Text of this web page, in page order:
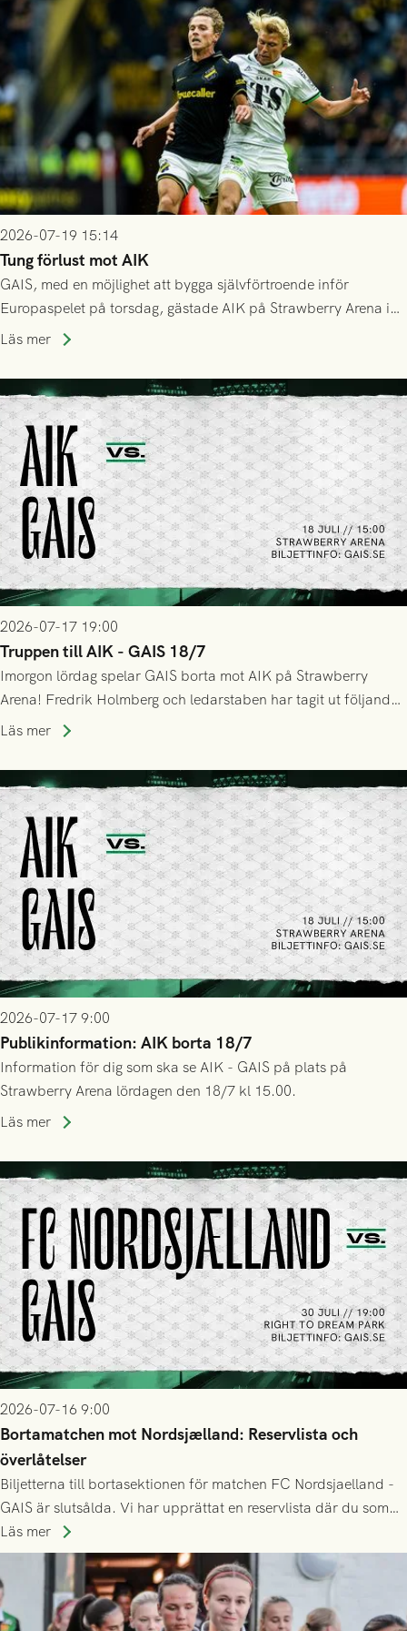
Mostar från Bosnien och Hercegovina.
2026-07-19 15:14
Tung förlust mot AIK
GAIS, med en möjlighet att bygga självförtroende inför
Europaspelet på torsdag, gästade AIK på Strawberry Arena i
Stockholm . Men trots konstant hotande i första halvlek av
lyckades få in 2-0.
Läs mer
2026-07-17 19:00
Truppen till AIK - GAIS 18/7
Imorgon lördag spelar GAIS borta mot AIK på Strawberry
Arena! Fredrik Holmberg och ledarstaben har tagit ut följande
trupp till matchen:
Läs mer
2026-07-17 9:00
Publikinformation: AIK borta 18/7
Information för dig som ska se AIK - GAIS på plats på
Strawberry Arena lördagen den 18/7 kl 15.00.
Läs mer
2026-07-16 9:00
Bortamatchen mot Nordsjælland: Reservlista och
överlåtelser
Biljetterna till bortasektionen för matchen FC Nordsjaelland -
GAIS är slutsålda. Vi har upprättat en reservlista där du som
ännu inte har någon biljett kan anmäla ditt intresse. Du kan
inte själv överlåta din biljett till någon annan.
Läs mer